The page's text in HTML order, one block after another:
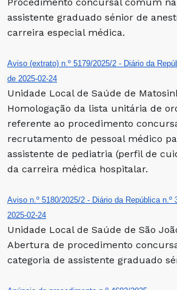
assistente graduado sénior de
carreira especial médica.
Aviso (extrato) n.º 5179/2025/2 - Diário da
de 2025-02-24
Unidade Local de Saúde de
Homologação da lista unitária de
referente ao procedimento
recrutamento de pessoal médico
assistente de pediatria (perfil de
da carreira médica hospitalar.
Aviso n.º 5180/2025/2 - Diário da República n.º
2025-02-24
Unidade Local de Saúde de São
Abertura de procedimento
categoria de assistente graduado